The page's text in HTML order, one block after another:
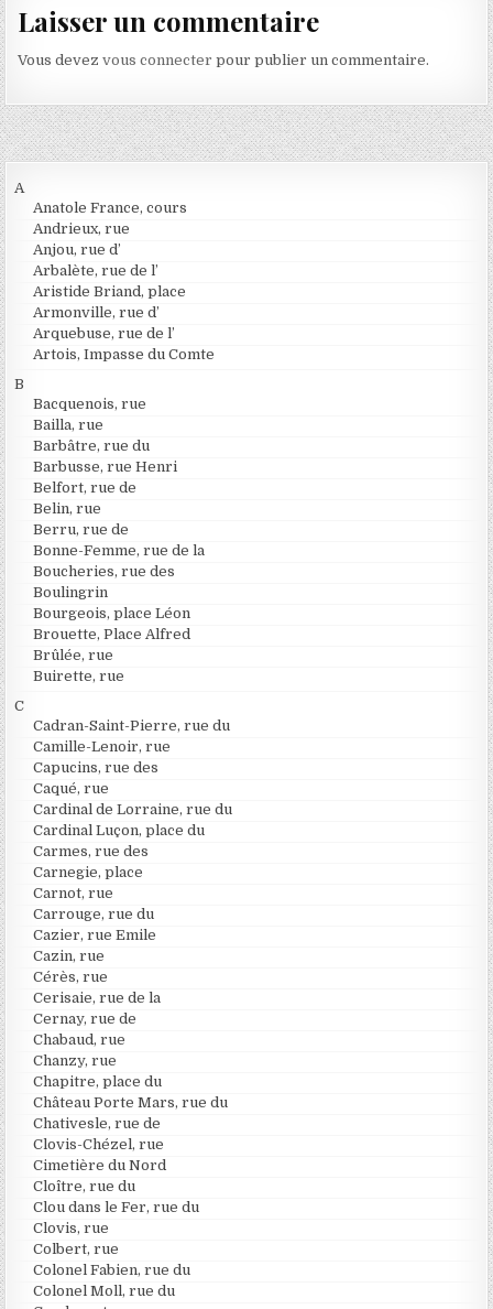
Laisser un commentaire
Vous devezvous connecter pour publier un commentaire.
A
Anatole France, cours
Andrieux, rue
Anjou, rue d’
Arbalète, rue de l’
Aristide Briand, place
Armonville, rue d’
Arquebuse, rue de l’
Artois, Impasse du Comte
B
Bacquenois, rue
Bailla, rue
Barbâtre, rue du
Barbusse, rue Henri
Belfort, rue de
Belin, rue
Berru, rue de
Bonne-Femme, rue de la
Boucheries, rue des
Boulingrin
Bourgeois, place Léon
Brouette, Place Alfred
Brûlée, rue
Buirette, rue
C
Cadran-Saint-Pierre, rue du
Camille-Lenoir, rue
Capucins, rue des
Caqué, rue
Cardinal de Lorraine, rue du
Cardinal Luçon, place du
Carmes, rue des
Carnegie, place
Carnot, rue
Carrouge, rue du
Cazier, rue Emile
Cazin, rue
Cérès, rue
Cerisaie, rue de la
Cernay, rue de
Chabaud, rue
Chanzy, rue
Chapitre, place du
Château Porte Mars, rue du
Chativesle, rue de
Clovis-Chézel, rue
Cimetière du Nord
Cloître, rue du
Clou dans le Fer, rue du
Clovis, rue
Colbert, rue
Colonel Fabien, rue du
Colonel Moll, rue du